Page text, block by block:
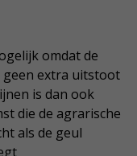
omdat de
geen extra uitstoot
is dan ook
die de agrarische
als de geul